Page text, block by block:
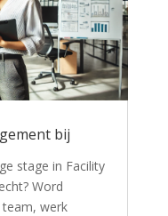
bij
stage in Facility
Word
team, werk